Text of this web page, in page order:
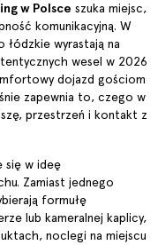
w Polsce szuka miejsc,
komunikacyjną. W
wyrastają na
wesel w 2026
dojazd gościom
zapewnia to, czego w
przestrzeń i kontakt z
się w ideę
Zamiast jednego
formułę
lub kameralnej kaplicy,
noclegi na miejscu